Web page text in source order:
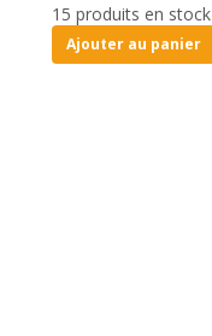
15 produits en stock
Ajouter au panier